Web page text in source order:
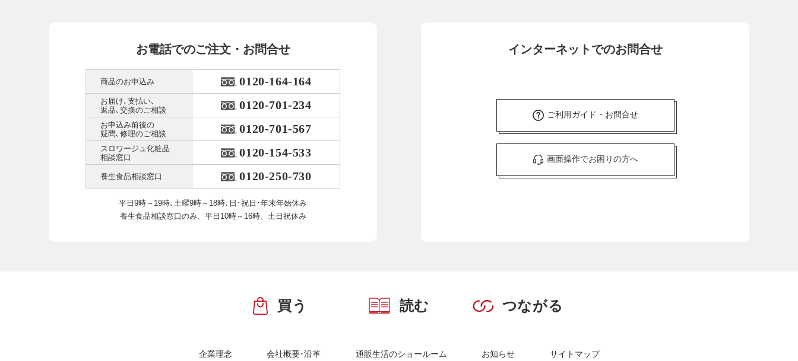
お電話でのご注文・お問合せ
商品のお申込み 0120-164-164
お届け､支払い､
返品､交換のご相談
0120-701-234
お申込み前後の
疑問､修理のご相談
0120-701-567
スロワージュ化粧品
相談窓口
0120-154-533
養生食品相談窓口 0120-250-730
平日9時～19時､土曜9時～18時､ 日･祝日･年末年始休み
養生食品相談窓口のみ、 平日10時～16時、土日祝休み
インターネットでのお問合せ
ご利用ガイド・お問合せ
画面操作でお困りの方へ
買う 読む つながる
企業理念 会社概要･沿革 通販生活のショールーム お知らせ サイトマップ